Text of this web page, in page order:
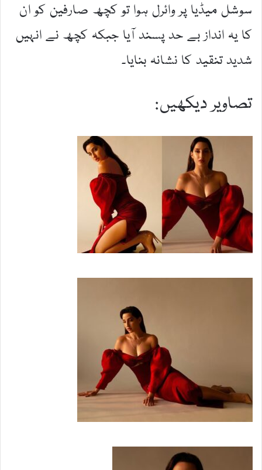
سوشل میڈیا پر وائرل ہوا تو کچھ صارفین کو ان
کا یہ انداز بے حد پسند آیا جبکہ کچھ نے انہیں
شدید تنقید کا نشانہ بنایا۔
تصاویر دیکھیں: